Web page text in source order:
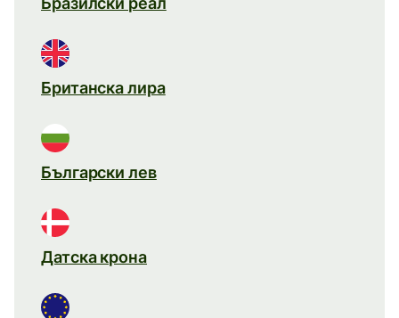
Британска лира
Български лев
Датска крона